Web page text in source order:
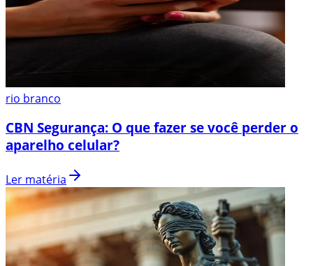
rio branco
CBN Segurança: O que fazer se você perder o
aparelho celular?
Ler matéria